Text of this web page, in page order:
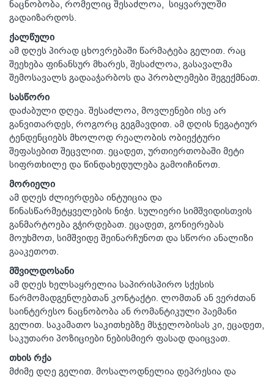
ნაცნობობა, რომელიც შესაძლოა, სიყვარულში
გადაიზარდოს.
ქალწული
ამ დღეს პირად ცხოვრებაში წარმატება გელით. რაც
შეეხება ფინანსურ მხარეს, შესაძლოა, გასავალმა
შემოსავალს გადააჭარბოს და პრობლემები შეგექმნათ.
სასწორი
დაძაბული დღეა. შესაძლოა, მოვლენები ისე არ
განვითარდეს, როგორც გეგმავდით. ამ დღის ნეგატიურ
ტენდენციებს მხოლოდ რეალობის ობიექტური
შეფასებით შეცვლით. ეცადეთ, ურთიერთობაში მეტი
სიფრთხილე და წინდახედულება გამოიჩინოთ.
მორიელი
ამ დღეს ძლიერდება ინტუიცია და
წინასწარმეტყველების ნიჭი. სულიერი სიმშვიდისთვის
განმარტოება გჭირდებათ. ეცადეთ, გონიერებას
მოუხმოთ, სიმშვიდე შეინარჩუნოთ და სწორი ანალიზი
გააკეთოთ.
მშვილდოსანი
ამ დღეს ხელსაყრელია საპირისპირო სქესის
წარმომადგენლებთან კონტაქტი. ლომთან ან ვერძთან
საინტერესო ნაცნობობა ან რომანტიკული პაემანი
გელით. საკამათო საკითხებზე მსჯელობისას კი, ეცადეთ,
საკუთარი პოზიციები ნებისმიერ ფასად დაიცვათ.
თხის რქა
მძიმე დღე გელით. მოსალოდნელია დეპრესია და